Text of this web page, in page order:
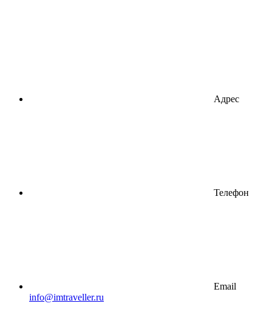
Адрес
Телефон
Email
info@imtraveller.ru